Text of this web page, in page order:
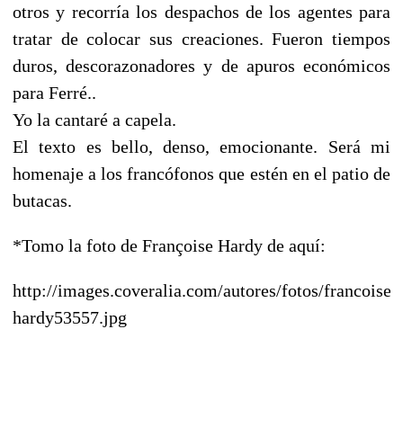
otros y recorría los despachos de los agentes para
tratar de colocar sus creaciones. Fueron tiempos
duros, descorazonadores y de apuros económicos
para Ferré..
Yo la cantaré a capela.
El texto es bello, denso, emocionante. Será mi
homenaje a los francófonos que estén en el patio de
butacas.
*Tomo la foto de Françoise Hardy de aquí:
http://images.coveralia.com/autores/fotos/francoise-
hardy53557.jpg